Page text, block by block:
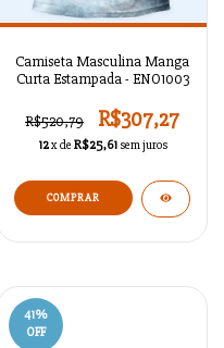
Camiseta Masculina Manga
Curta Estampada - ENO1003
R$520,79 R$307,27
12x de R$25,61 sem juros
COMPRAR
41%
OFF